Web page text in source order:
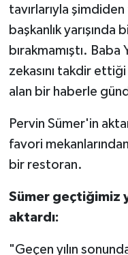
tavırlarıyla
başkanlık yarışında
bırakmamıştı. Baba
zekasını takdir
alan bir haberle
Pervin Sümer'in
favori
bir restoran.
Sümer geçtiğimiz
aktardı:
"Geçen yılın